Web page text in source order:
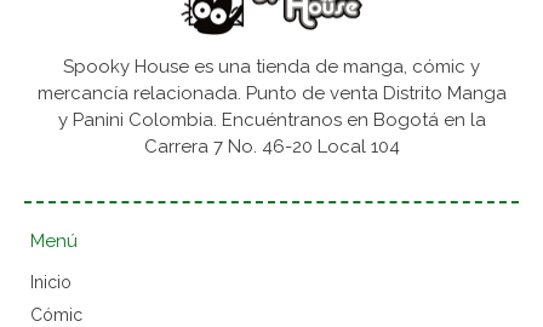
Spooky House es una tienda de manga, cómic y
mercancía relacionada. Punto de venta Distrito Manga
y Panini Colombia. Encuéntranos en Bogotá en la
Carrera 7 No. 46-20 Local 104
Menú
Inicio
Cómic